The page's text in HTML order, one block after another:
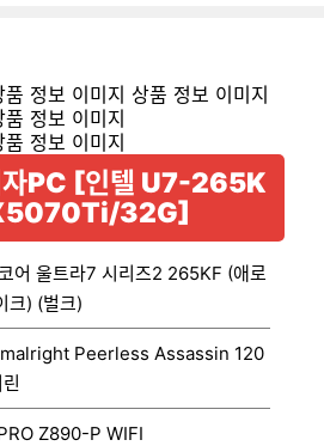
자PC [인텔 U7-265K
32G]
어 울트라7 시리즈2 265KF (애로
크) (벌크)
Peerless Assassin 120
Z890-P WIFI